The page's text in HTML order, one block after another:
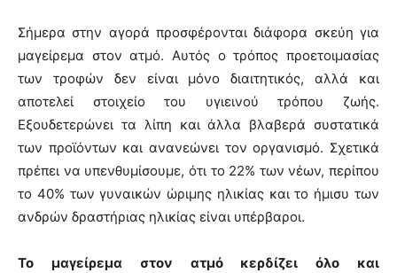
Σήμερα στην αγορά προσφέρονται διάφορα σκεύη για
μαγείρεμα στον ατμό. Αυτός ο τρόπος προετοιμασίας
των τροφών δεν είναι μόνο διαιτητικός, αλλά και
αποτελεί στοιχείο του υγιεινού τρόπου ζωής.
Εξουδετερώνει τα λίπη και άλλα βλαβερά συστατικά
των προϊόντων και ανανεώνει τον οργανισμό. Σχετικά
πρέπει να υπενθυμίσουμε, ότι το 22% των νέων, περίπου
το 40% των γυναικών ώριμης ηλικίας και το ήμισυ των
ανδρών δραστήριας ηλικίας είναι υπέρβαροι.
Το μαγείρεμα στον ατμό κερδίζει όλο και